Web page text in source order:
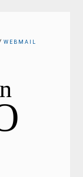
WEBMAIL